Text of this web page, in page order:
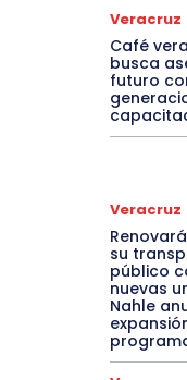
Veracruz
Café
busca
futuro
Veracruz
su
público
nuevas
Nahle